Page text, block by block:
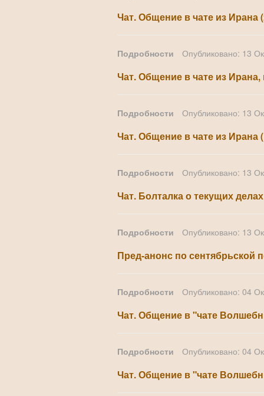
Чат. Общение в чате из Ирана
Подробности Опубликовано: 13
Чат. Общение в чате из
Подробности Опубликовано: 13
Чат. Общение в чате из Ирана
Подробности Опубликовано: 13
Чат. Болталка о текущих
Подробности Опубликовано: 13
Пред-анонс по сентябрьской
Подробности Опубликовано: 04
Чат. Общение в "чате
Подробности Опубликовано: 04
Чат. Общение в "чате